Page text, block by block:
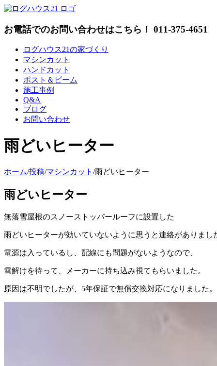
Skip
content
お電話でのお問い合わせはこちら！ 011-375-4651
ログハウス21の家づくり
マシンカット
ハンドカット
ポスト＆ビーム
施工事例
Q&A
ブログ
お問い合わせ
雨どいヒーター
ホーム/投稿/マシンカット /雨どいヒーター
雨どいヒーター
無落雪屋根のスノーストッパールーフに設置した
雨どいヒーターが効いていないように思うと連絡がありまし
電源は入っているし、配線にも問題がないようなので、
雪解けを待って、メーカーに持ち込み視てもらいました。
原因は不明でしたが、5年保証で無償交換対応になりました。